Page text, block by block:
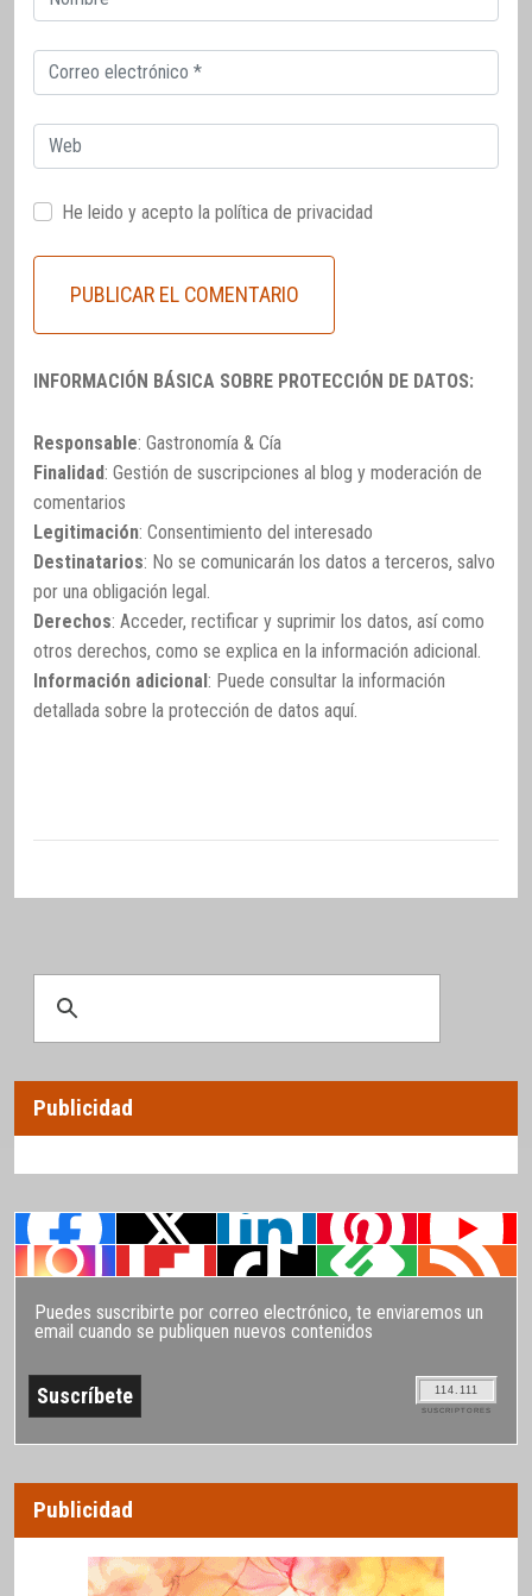
electrónico
Correo
electrónico
Web
He leido y acepto la política de privacidad
INFORMACIÓN BÁSICA SOBRE PROTECCIÓN DE DATOS:
Responsable: Gastronomía & Cía
Finalidad: Gestión de suscripciones al blog y moderación de
comentarios
Legitimación: Consentimiento del interesado
Destinatarios: No se comunicarán los datos a terceros, salvo
por una obligación legal.
Derechos: Acceder, rectificar y suprimir los datos, así como
otros derechos, como se explica en la información adicional.
Información adicional : Puede consultar la información
detallada sobre la protección de datos aquí.
Publicidad
Puedes suscribirte por correo electrónico, te enviaremos un
email cuando se publiquen nuevos contenidos
114.111
SUSCRIPTORES
Publicidad